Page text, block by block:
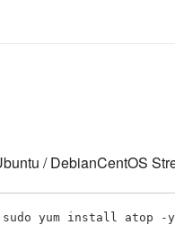
/ DebianCentOS
sudo yum install atop -y